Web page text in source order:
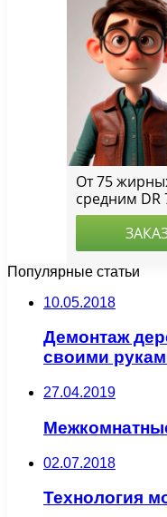
Популярные статьи
10.05.2018
Демонтаж
своими
27.04.2019
02.07.2018
Технология